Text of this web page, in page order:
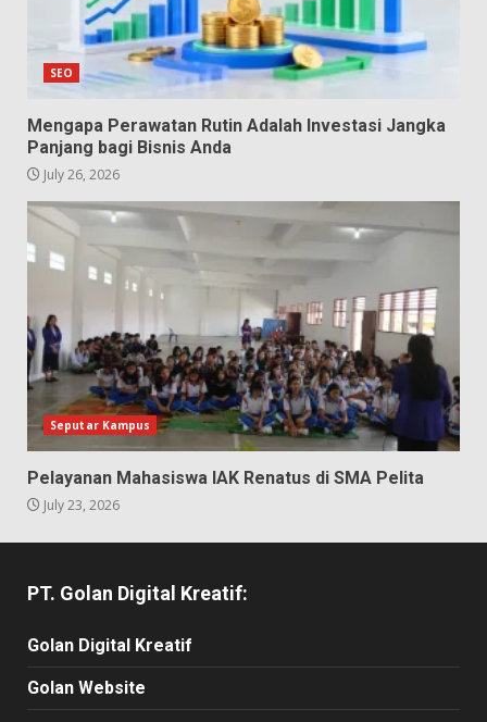
SEO
Mengapa Perawatan Rutin Adalah Investasi Jangka
Panjang bagi Bisnis Anda
July 26, 2026
Seputar Kampus
Pelayanan Mahasiswa IAK Renatus di SMA Pelita
July 23, 2026
PT. Golan Digital Kreatif:
Golan Digital Kreatif
Golan Website